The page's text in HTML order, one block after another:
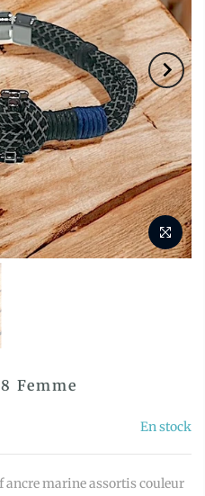
Femme
En stock
ancre marine assortis couleur